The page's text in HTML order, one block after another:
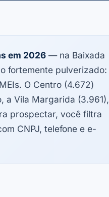
em 2026 — na Baixada
fortemente pulverizado:
O Centro (4.672)
a Vila Margarida (3.961),
prospectar, você filtra
CNPJ, telefone e e-